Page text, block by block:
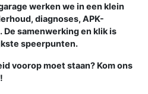
werken we in een klein
diagnoses, APK-
samenwerking en klik is
speerpunten.
voorop moet staan? Kom ons